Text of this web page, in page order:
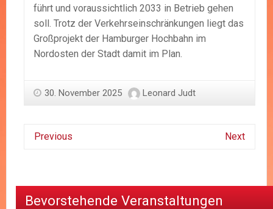
führt und voraussichtlich 2033 in Betrieb gehen
soll. Trotz der Verkehrseinschränkungen liegt das
Großprojekt der Hamburger Hochbahn im
Nordosten der Stadt damit im Plan.
30. November 2025 Leonard Judt
Previous Next
Bevorstehende Veranstaltungen